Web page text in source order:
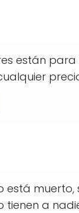
están
está
tienen a